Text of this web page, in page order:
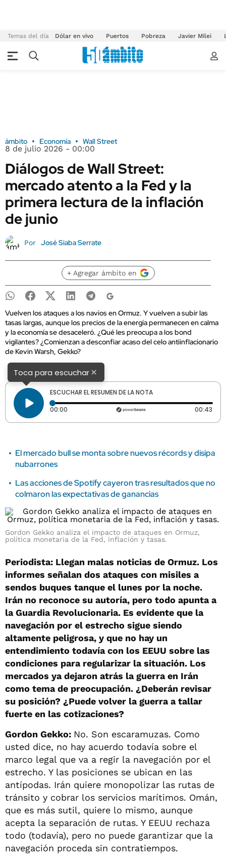
Temas del día Dólar en vivo Puertos Pobreza Javier Milei
ámbito Economía Wall Street
8 de julio 2026 - 00:00
Diálogos de Wall Street:
mercado atento a la Fed y la
primera lectura de la inflación
de junio
Por José Siaba Serrate
+ Agregar ámbito en
Vuelven los ataques a los navíos en Ormuz. Y vuelven a subir las
tasas largas, aunque los precios de la energía permanecen en calma
y la economía se desaceleró. ¿Qué les preocupa a los bond
vigilantes? ¿Comienzan a desconfiar acaso del celo antiinflacionario
de Kevin Warsh, Gekko?
Toca para escuchar×
ESCUCHAR EL RESUMEN DE LA NOTA
00:00 Tiempo transcurrido: 0 segundos 00:43
El mercado bull se monta sobre nuevos récords y disipa
nubarrones
Las acciones de Spotify cayeron tras resultados que no
colmaron las expectativas de ganancias
Gordon Gekko analiza el impacto de ataques en Ormuz,
política monetaria de la Fed, inflación y tasas.
Periodista: Llegan malas noticias de Ormuz. Los
informes señalan dos ataques con misiles a
sendos buques tanque el lunes por la noche.
Irán no reconoce su autoría, pero todo apunta a
la Guardia Revolucionaria. Es evidente que la
navegación por el estrecho sigue siendo
altamente peligrosa, y que no hay un
entendimiento todavía con los EEUU sobre las
condiciones para regularizar la situación. Los
mercados ya dejaron atrás la guerra en Irán
como tema de preocupación. ¿Deberán revisar
su posición? ¿Puede volver la guerra a tallar
fuerte en las cotizaciones?
Gordon Gekko: No. Son escaramuzas. Como
usted dice, no hay acuerdo todavía sobre el
marco legal que va a regir la navegación por el
estrecho. Y las posiciones se ubican en las
antípodas. Irán quiere monopolizar las rutas de
tránsito y cobrar los servicios marítimos. Omán,
que es más sutil, quiere lo mismo, aunque
acepta la separación de rutas. Y EEUU rechaza
todo (todavía), pero no puede garantizar que la
navegación proceda sin contratiempos.